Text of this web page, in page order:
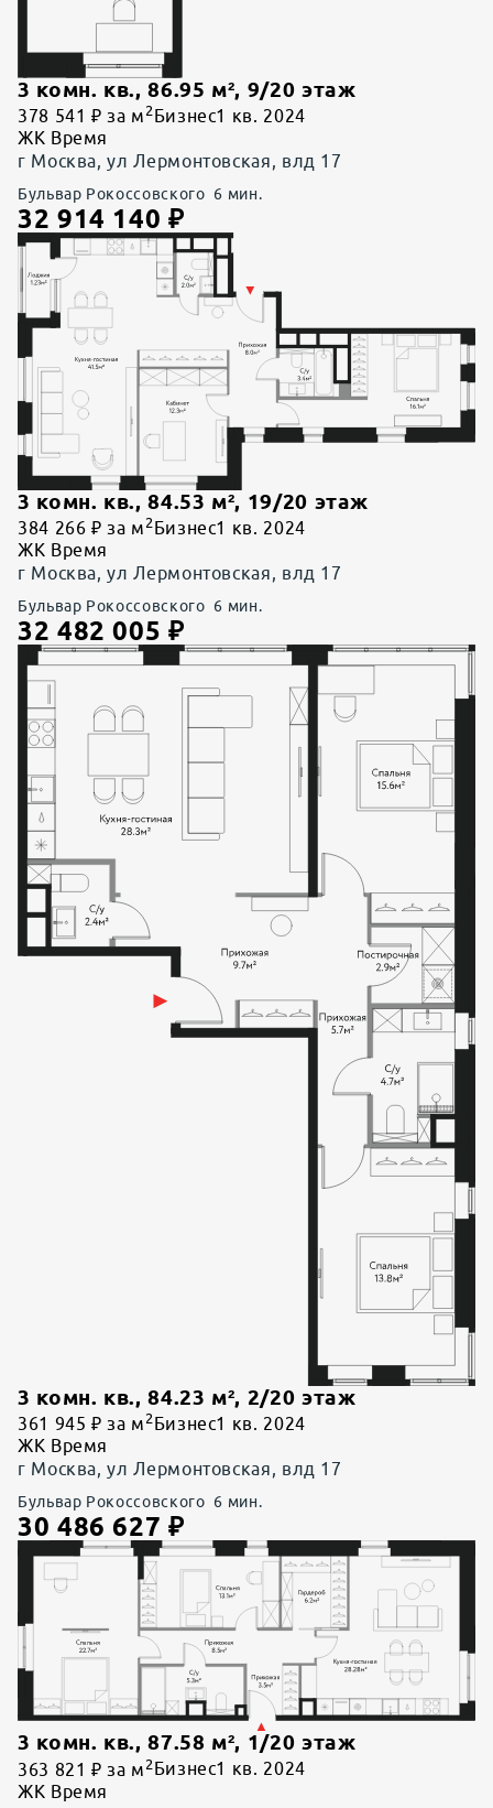
3 комн. кв., 86.95 м², 9/20 этаж
378 541 ₽ за м 2 Бизнес1 кв. 2024
ЖК Время
г Москва, ул Лермонтовская, влд 17
Бульвар Рокоссовского 6 мин.
32 914 140 ₽
3 комн. кв., 84.53 м², 19/20 этаж
384 266 ₽ за м 2 Бизнес1 кв. 2024
ЖК Время
г Москва, ул Лермонтовская, влд 17
Бульвар Рокоссовского 6 мин.
32 482 005 ₽
3 комн. кв., 84.23 м², 2/20 этаж
361 945 ₽ за м 2 Бизнес1 кв. 2024
ЖК Время
г Москва, ул Лермонтовская, влд 17
Бульвар Рокоссовского 6 мин.
30 486 627 ₽
3 комн. кв., 87.58 м², 1/20 этаж
363 821 ₽ за м 2 Бизнес1 кв. 2024
ЖК Время